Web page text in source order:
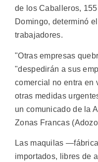
de los Caballeros,
Domingo, determinó
trabajadores.
"Otras empresas
"despedirán a sus
comercial no entra en
otras medidas
un comunicado de la
Zonas Francas
Las maquilas
importados, libres de